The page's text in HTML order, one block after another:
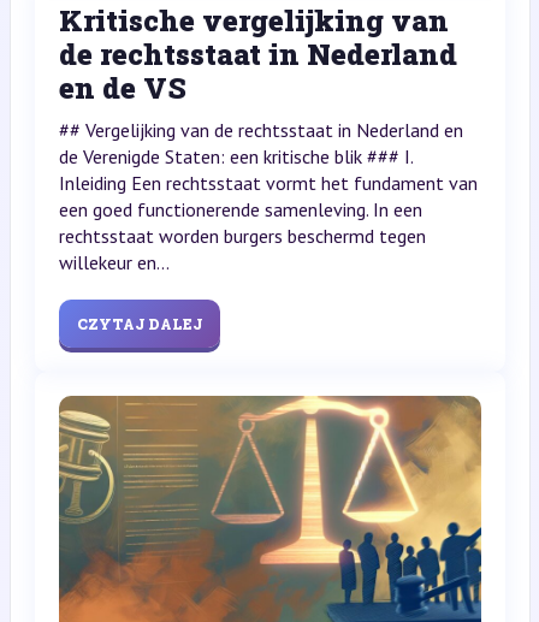
Kritische vergelijking van
de rechtsstaat in Nederland
en de VS
## Vergelijking van de rechtsstaat in Nederland en
de Verenigde Staten: een kritische blik ### I.
Inleiding Een rechtsstaat vormt het fundament van
een goed functionerende samenleving. In een
rechtsstaat worden burgers beschermd tegen
willekeur en...
CZYTAJ DALEJ